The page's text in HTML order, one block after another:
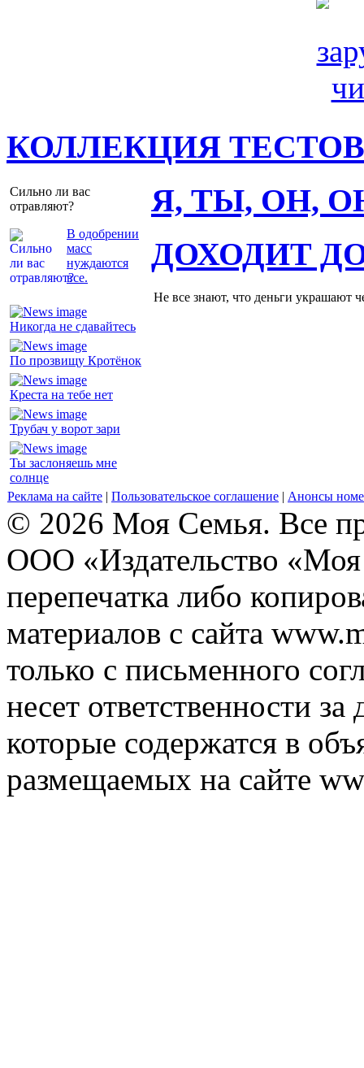
КОЛЛЕКЦИЯ ТЕСТОВ
Сильно ли вас
отравляют?
В одобрении
масс
нуждаются
все.
Я, ТЫ, ОН,
Никогда не сдавайтесь
По прозвищу Кротёнок
Креста на тебе нет
Трубач у ворот зари
Ты заслоняешь мне
солнце
ДОХОДИТ
Не все знают, что деньги украшают
Реклама на сайте | Пользовательское соглашение | Анонсы
© 2026 Моя Семья. Все
ООО «Издательство
перепечатка либо
материалов с сайта
только с письменного
несет ответственности
которые содержатся в
размещаемых на сайте